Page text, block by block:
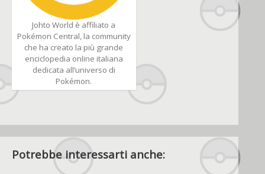
Johto World è affiliato a
Pokémon Central, la community
che ha creato la più grande
enciclopedia online italiana
dedicata all’universo di
Pokémon.
Potrebbe interessarti anche: